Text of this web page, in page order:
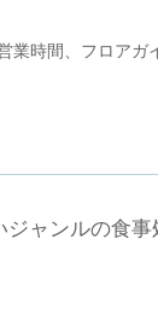
業時間、フロアガ
ャンルの食事